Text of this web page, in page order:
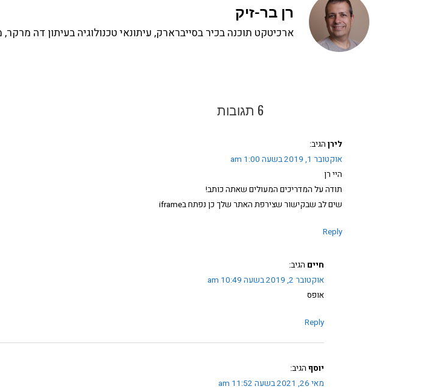
רן בר-זיק
ארכיטקט תוכנה בכיר בסייברארק, עיתונאי טכנולוגיה בעיתון דה
6 תגובות
לירן הגיב:
אוקטובר 1, 2019 בשעה 1:00 am
היי רן
תודה על המדריכים המעולים שאתה כותב!
שים לב שבקישור שצירפת האתר שלך כן נפתח בiframe
Reply
חיים הגיב:
אוקטובר 2, 2019 בשעה 10:49 am
אופס
Reply
יוסף הגיב:
מאי 26, 2021 בשעה 11:52 am